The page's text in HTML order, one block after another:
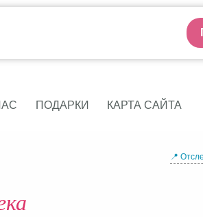
ПОДАРКИ КАРТА САЙТА
📍